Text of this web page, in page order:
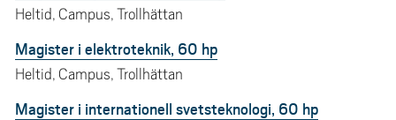
Heltid, Campus, Trollhättan
Magister i elektroteknik, 60 hp
Heltid, Campus, Trollhättan
Magister i internationell svetsteknologi, 60 hp